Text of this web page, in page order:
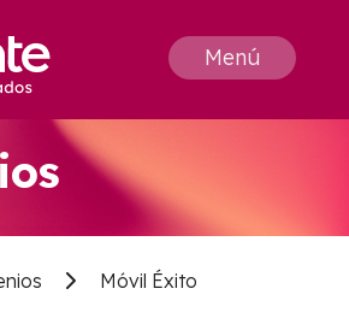
Menú
Móvil Éxito